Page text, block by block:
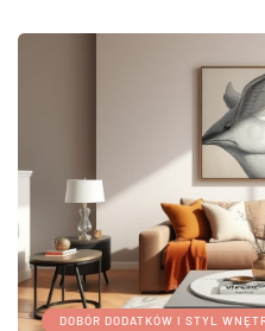
DOBÓR DODATKÓW I STYL